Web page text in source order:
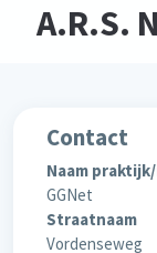
A.R.S.
Contact
Naam
GGNet
Straatnaam
Vordenseweg